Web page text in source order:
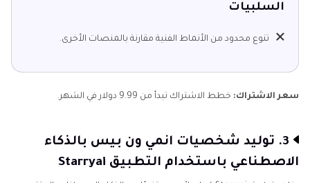
السلبيات
تنوع محدود من الأنماط الفنية مقارنة بالمنصات الأخرى.
سعر الاشتراك: خطط الاشتراك تبدأ من 9.99 دولار في الشهر.
3. توليد شخصيات انمي ون بيس بالذكاء
الاصطناعي باستخدام التطبيق Starryai